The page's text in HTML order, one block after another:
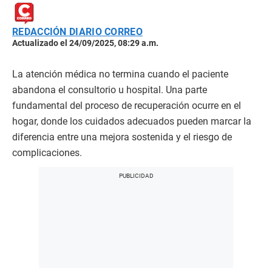
REDACCIÓN DIARIO CORREO
Actualizado el 24/09/2025, 08:29 a.m.
La atención médica no termina cuando el paciente
abandona el consultorio u hospital. Una parte
fundamental del proceso de recuperación ocurre en el
hogar, donde los cuidados adecuados pueden marcar la
diferencia entre una mejora sostenida y el riesgo de
complicaciones.